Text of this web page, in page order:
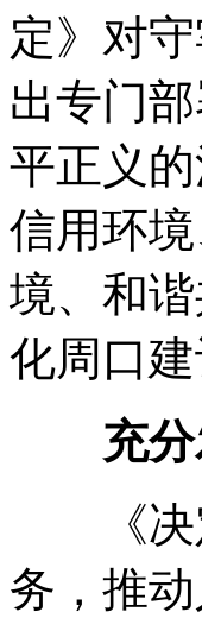
定》对
出专门
平正义
信用环
境、和
化周口
充分
《决定
务 ， 推